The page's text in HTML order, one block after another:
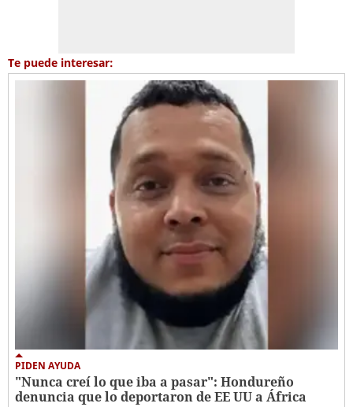
Te puede interesar:
PIDEN AYUDA
"Nunca creí lo que iba a pasar": Hondureño
denuncia que lo deportaron de EE UU a África